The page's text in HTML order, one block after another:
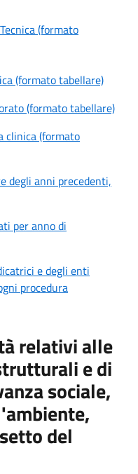
(formato
(formato tabellare)
(formato tabellare)
clinica (formato
degli anni precedenti,
per anno di
e degli enti
procedura
relativi alle
e di
sociale,
del